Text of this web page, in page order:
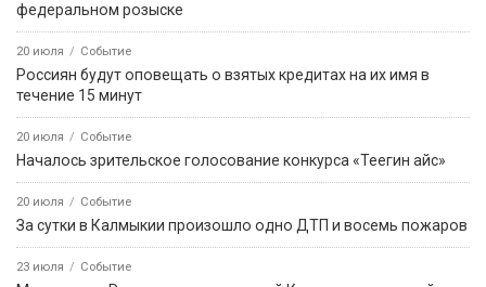
федеральном розыске
20 июля Событие
Россиян будут оповещать о взятых кредитах на их имя в
течение 15 минут
20 июля Событие
Началось зрительское голосование конкурса «Теегин айс»
20 июля Событие
За сутки в Калмыкии произошло одно ДТП и восемь пожаров
23 июля Событие